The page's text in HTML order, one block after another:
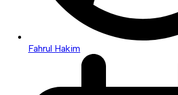
Fahrul Hakim